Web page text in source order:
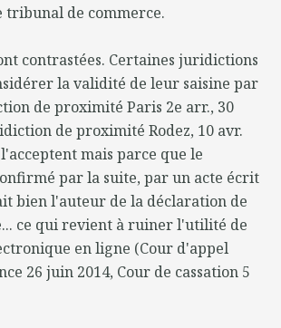
tribunal de commerce.
contrastées. Certaines juridictions
la validité de leur saisine par
de proximité Paris 2e arr., 30
de proximité Rodez, 10 avr.
mais parce que le
par la suite, par un acte écrit
bien l'auteur de la déclaration de
ce qui revient à ruiner l'utilité de
en ligne (Cour d'appel
26 juin 2014, Cour de cassation 5